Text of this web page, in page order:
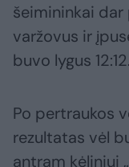
šeimininkai
varžovus ir
buvo lygus 12:12.
Po pertraukos
rezultatas vėl
antram kėliniui